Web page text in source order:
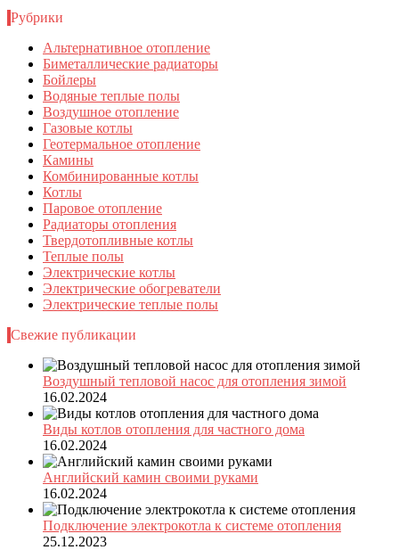
Рубрики
Альтернативное отопление
Биметаллические радиаторы
Бойлеры
Водяные теплые полы
Воздушное отопление
Газовые котлы
Геотермальное отопление
Камины
Комбинированные котлы
Котлы
Паровое отопление
Радиаторы отопления
Твердотопливные котлы
Теплые полы
Электрические котлы
Электрические обогреватели
Электрические теплые полы
Свежие публикации
Воздушный тепловой насос для отопления зимой
16.02.2024
Виды котлов отопления для частного дома
16.02.2024
Английский камин своими руками
16.02.2024
Подключение электрокотла к системе отопления
25.12.2023